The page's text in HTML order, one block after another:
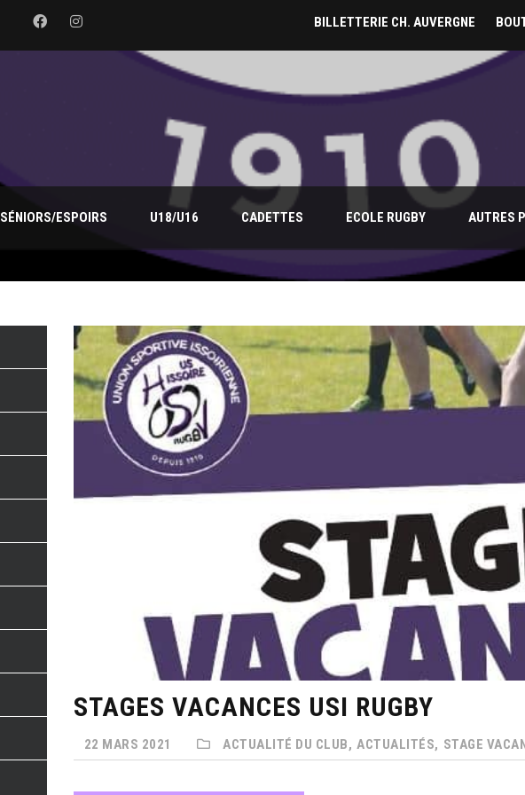
BILLETTERIE CH. AUVERGNE
SÉNIORS/ESPOIRS U18/U16 CADETTES ECOLE RUGBY AUTRES
STAGES VACANCES USI RUGBY
22 MARS 2021 ACTUALITÉ DU CLUB, ACTUALITÉS, STAGE